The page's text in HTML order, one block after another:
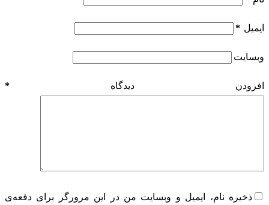
ایمیل *
وبسایت
افزودن دیدگاه *
ذخیره نام، ایمیل و وبسایت من در این مرورگر برای دفعه‌ی